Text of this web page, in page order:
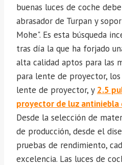
buenas luces de coche
abrasador de Turpan y
Mohe". Es esta búsqueda
tras día la que ha forjado
alta calidad aptos para las
para lente de proyector,
lente de proyector, y 2.5
proyector de luz antiniebla
Desde la selección de
de producción, desde el
pruebas de rendimiento,
excelencia. Las luces de